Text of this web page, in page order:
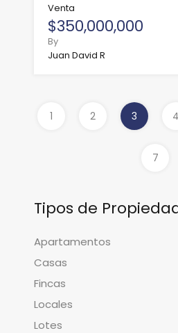
Venta
$350,000,000
By
Juan David R
1 2 3 4
7
Tipos de
Apartamentos
Casas
Fincas
Locales
Lotes